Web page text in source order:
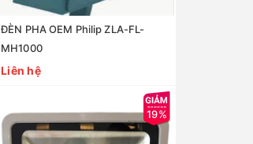
ĐÈN PHA OEM Philip ZLA-FL-
MH1000
Liên hệ
19%